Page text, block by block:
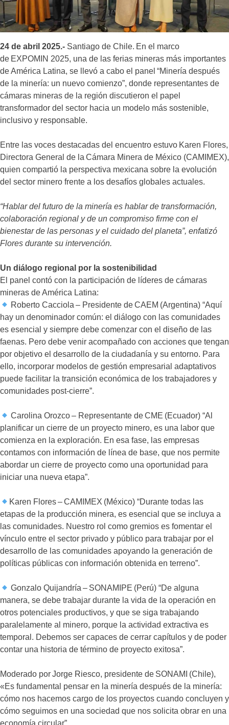
24 de abril 2025.- Santiago de Chile. En el marco
de EXPOMIN 2025, una de las ferias mineras más importantes
de América Latina, se llevó a cabo el panel “Minería después
de la minería: un nuevo comienzo”, donde representantes de
cámaras mineras de la región discutieron el papel
transformador del sector hacia un modelo más sostenible,
inclusivo y responsable.
Entre las voces destacadas del encuentro estuvo Karen Flores,
Directora General de la Cámara Minera de México (CAMIMEX),
quien compartió la perspectiva mexicana sobre la evolución
del sector minero frente a los desafíos globales actuales.
“Hablar del futuro de la minería es hablar de transformación,
colaboración regional y de un compromiso firme con el
bienestar de las personas y el cuidado del planeta”, enfatizó
Flores durante su intervención.
Un diálogo regional por la sostenibilidad
El panel contó con la participación de líderes de cámaras
mineras de América Latina:
Roberto Cacciola – Presidente de CAEM (Argentina) “Aquí
hay un denominador común: el diálogo con las comunidades
es esencial y siempre debe comenzar con el diseño de las
faenas. Pero debe venir acompañado con acciones que tengan
por objetivo el desarrollo de la ciudadanía y su entorno. Para
ello, incorporar modelos de gestión empresarial adaptativos
puede facilitar la transición económica de los trabajadores y
comunidades post-cierre”.
Carolina Orozco – Representante de CME (Ecuador) “Al
planificar un cierre de un proyecto minero, es una labor que
comienza en la exploración. En esa fase, las empresas
contamos con información de línea de base, que nos permite
abordar un cierre de proyecto como una oportunidad para
iniciar una nueva etapa”.
Karen Flores – CAMIMEX (México) “Durante todas las
etapas de la producción minera, es esencial que se incluya a
las comunidades. Nuestro rol como gremios es fomentar el
vínculo entre el sector privado y público para trabajar por el
desarrollo de las comunidades apoyando la generación de
políticas públicas con información obtenida en terreno”.
Gonzalo Quijandría – SONAMIPE (Perú) “De alguna
manera, se debe trabajar durante la vida de la operación en
otros potenciales productivos, y que se siga trabajando
paralelamente al minero, porque la actividad extractiva es
temporal. Debemos ser capaces de cerrar capítulos y de poder
contar una historia de término de proyecto exitosa”.
Moderado por Jorge Riesco, presidente de SONAMI (Chile),
«Es fundamental pensar en la minería después de la minería:
cómo nos hacemos cargo de los proyectos cuando concluyen y
cómo seguimos en una sociedad que nos solicita obrar en una